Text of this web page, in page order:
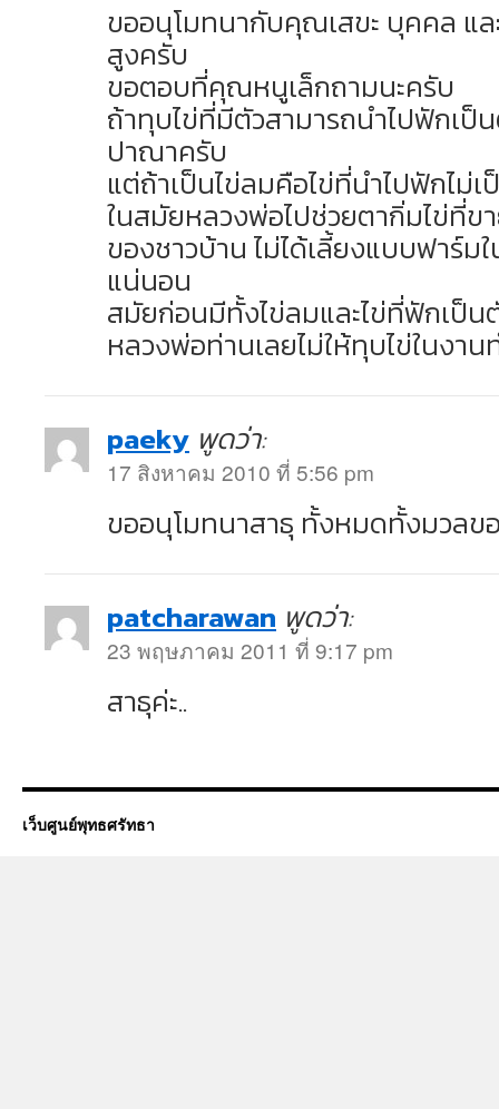
ขออนุโมทนากับคุณเสขะ บุคคล แ
สูงครับ
ขอตอบที่คุณหนูเล็กถามนะครับ
ถ้าทุบไข่ที่มีตัวสามารถนำไปฟักเป็
ปาณาครับ
แต่ถ้าเป็นไข่ลมคือไข่ที่นำไปฟักไม่
ในสมัยหลวงพ่อไปช่วยตากิ่มไข่ที่ขา
ของชาวบ้าน ไม่ได้เลี้ยงแบบฟาร์ม
แน่นอน
สมัยก่อนมีทั้งไข่ลมและไข่ที่ฟักเป็น
หลวงพ่อท่านเลยไม่ให้ทุบไข่ในงา
paeky พูดว่า:
17 สิงหาคม 2010 ที่ 5:56 pm
ขออนุโมทนาสาธุ ทั้งหมดทั้งมวลข
patcharawan พูดว่า:
23 พฤษภาคม 2011 ที่ 9:17 pm
สาธุค่ะ..
เว็บศูนย์พุทธศรัทธา